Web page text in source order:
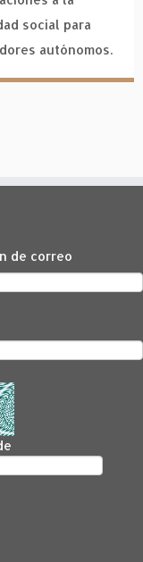
social para
autónomos.
de correo